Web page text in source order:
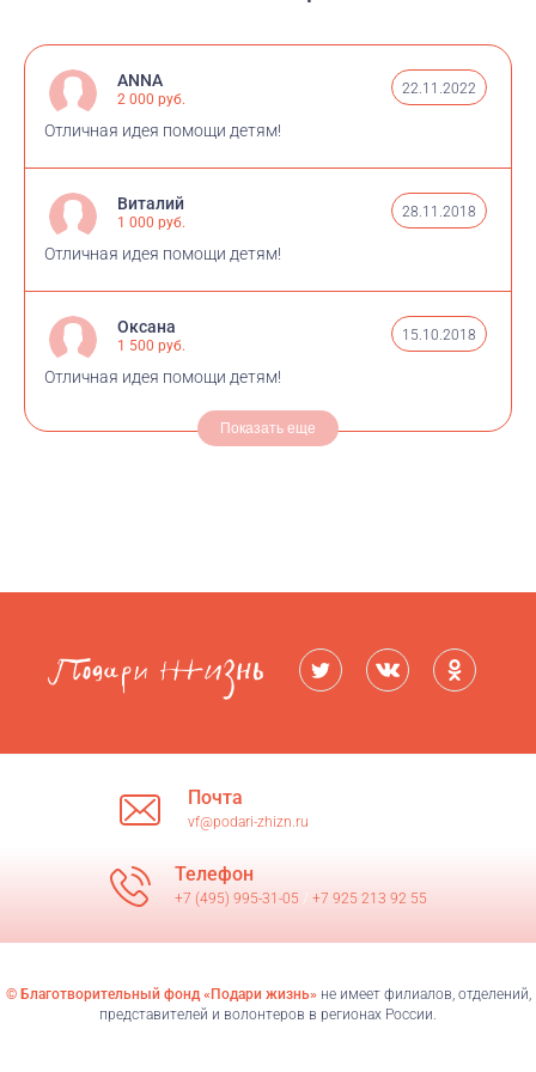
с помощью онлайн счетчика на странице кампании.
ANNA
2 000 руб.
22.11.2022
Отличная идея помощи детям!
Виталий
1 000 руб.
28.11.2018
Отличная идея помощи детям!
Оксана
1 500 руб.
15.10.2018
Отличная идея помощи детям!
Показать еще
Почта
vf@podari-zhizn.ru
Телефон
+7 (495) 995-31-05 +7 925 213 92 55
© Благотворительный фонд «Подари жизнь»не имеет филиалов, отделений,
представителей и волонтеров в регионах России.